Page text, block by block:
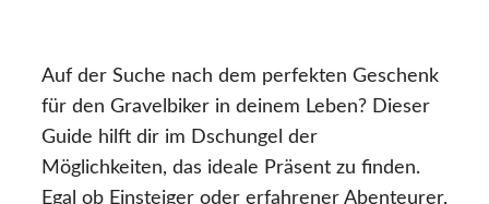
Auf der Suche nach dem perfekten Geschenk
für den Gravelbiker in deinem Leben? Dieser
Guide hilft dir im Dschungel der
Möglichkeiten, das ideale Präsent zu finden.
Egal ob Einsteiger oder erfahrener Abenteurer,